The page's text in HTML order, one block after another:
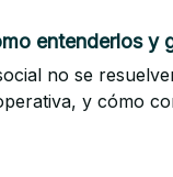
entenderlos y
no se
y cómo